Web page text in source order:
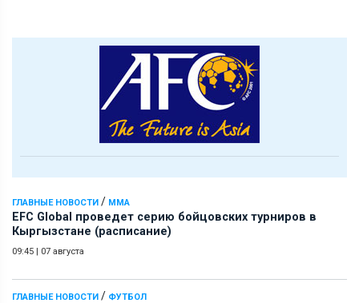
ГЛАВНЫЕ НОВОСТИ / ММА
EFC Global проведет серию бойцовских турниров в
Кыргызстане (расписание)
09:45 | 07 августа
ГЛАВНЫЕ НОВОСТИ / ФУТБОЛ